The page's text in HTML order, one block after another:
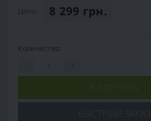
8 299 грн.
Количество:
В КОРЗИНУ